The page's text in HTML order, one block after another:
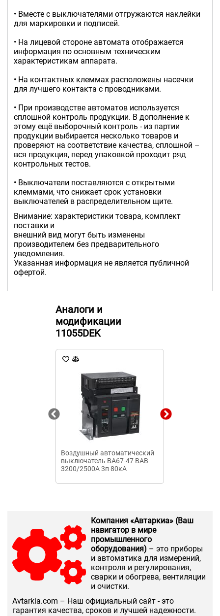
• Вместе с выключателями отгружаются наклейки
для маркировки и подписей.
• На лицевой стороне автомата отображается
информация по основным техническим
характеристикам аппарата.
• На контактных клеммах расположены насечки
для лучшего контакта с проводниками.
• При производстве автоматов используется
сплошной контроль продукции. В дополнение к
этому ещё выборочный контроль - из партии
продукции выбирается несколько товаров и
проверяют на соответствие качества, сплошной –
вся продукция, перед упаковкой проходит ряд
контрольных тестов.
• Выключатели поставляются с открытыми
клеммами, что снижает срок установки
выключателей в распределительном щите.
Внимание: характеристики товара, комплект
поставки и
внешний вид могут быть изменены
производителем без предварительного
уведомления.
Указанная информация не является публичной
офертой.
Аналоги и
модификации
11055DEK
Воздушный автоматический
выключатель ВА67-47 ВАВ
3200/2500А 3п 80кА
Компания «Автаркиа» (Ваш
навигатор в мире
промышленного
оборудования) – это приборы
и автоматика для измерений,
контроля и регулирования,
сварки и обогрева, вентиляции
и очистки.
Аvtarkia.com – Наш официальный сайт - это
гарантия качества, сроков и лучшей надежности.